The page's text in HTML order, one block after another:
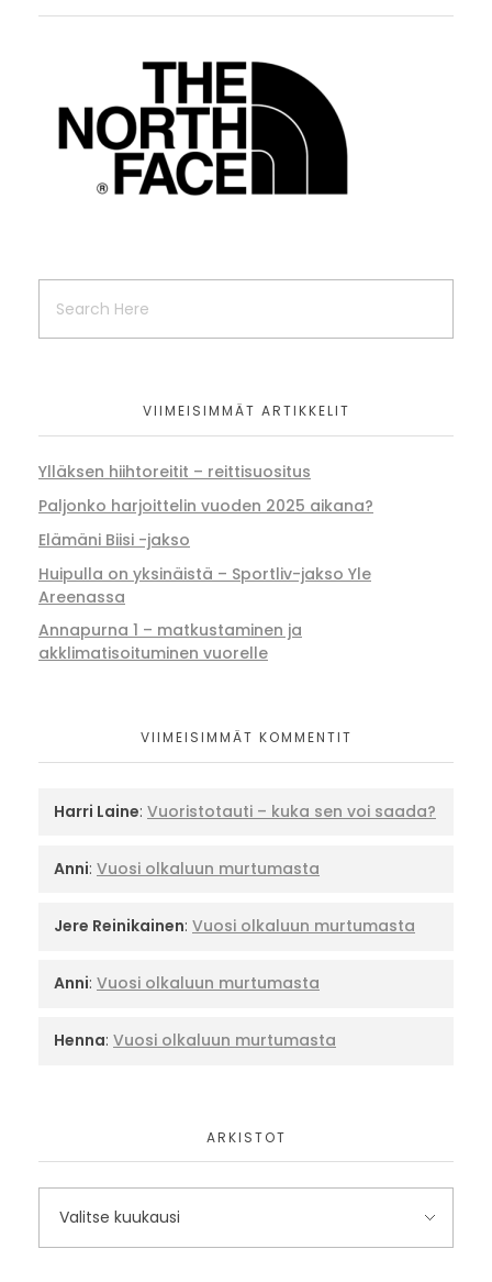
VIIMEISIMMÄT ARTIKKELIT
Ylläksen hiihtoreitit – reittisuositus
Paljonko harjoittelin vuoden 2025 aikana?
Elämäni Biisi -jakso
Huipulla on yksinäistä – Sportliv-jakso Yle
Areenassa
Annapurna 1 – matkustaminen ja
akklimatisoituminen vuorelle
VIIMEISIMMÄT KOMMENTIT
Harri Laine: Vuoristotauti – kuka sen voi saada?
Anni: Vuosi olkaluun murtumasta
Jere Reinikainen: Vuosi olkaluun murtumasta
Anni: Vuosi olkaluun murtumasta
Henna: Vuosi olkaluun murtumasta
ARKISTOT